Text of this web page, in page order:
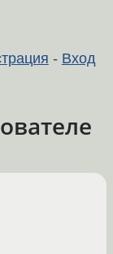
- Вход